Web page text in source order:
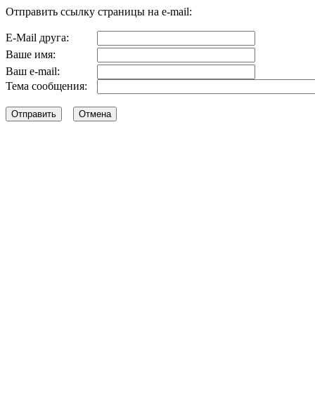
Отправить ссылку страницы на e-mail:
E-Mail друга:
Ваше имя:
Ваш e-mail:
Тема сообщения: